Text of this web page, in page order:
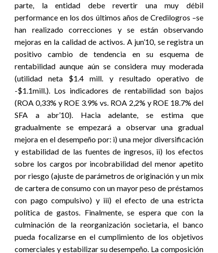
parte, la entidad debe revertir una muy débil
performance en los dos últimos años de Credilogros –se
han realizado correcciones y se están observando
mejoras en la calidad de activos. A jun’10, se registra un
positivo cambio de tendencia en su esquema de
rentabilidad aunque aún se considera muy moderada
(utilidad neta $1.4 mill. y resultado operativo de
-$1.1mill.). Los indicadores de rentabilidad son bajos
(ROA 0,33% y ROE 3.9% vs. ROA 2,2% y ROE 18.7% del
SFA a abr’10). Hacia adelante, se estima que
gradualmente se empezará a observar una gradual
mejora en el desempeño por: i) una mejor diversificación
y estabilidad de las fuentes de ingresos, ii) los efectos
sobre los cargos por incobrabilidad del menor apetito
por riesgo (ajuste de parámetros de originación y un mix
de cartera de consumo con un mayor peso de préstamos
con pago compulsivo) y iii) el efecto de una estricta
política de gastos. Finalmente, se espera que con la
culminación de la reorganización societaria, el banco
pueda focalizarse en el cumplimiento de los objetivos
comerciales y estabilizar su desempeño. La composición